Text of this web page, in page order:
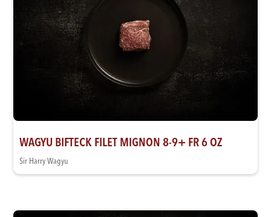
WAGYU BIFTECK FILET MIGNON 8-9+ FR 6 OZ
Sir Harry Wagyu